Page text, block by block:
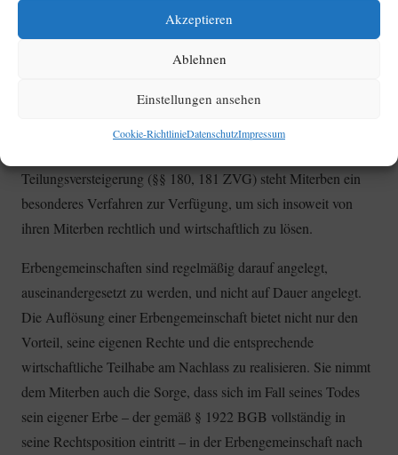
Akzeptieren
Ablehnen
Einstellungen ansehen
Cookie-RichtlinieDatenschutzImpressum
1963, 733; OLG Hamm, BeckRS 2010, 19846).
Immobilien stellen eine besondere Fallgruppe im Rahmen der
2042 Abs. 2 BGB sieht vor, dass bei Grundstücken im Streitfall
eine Aufhebung der Gemeinschaft durch Zwangsversteigerung
Teilungsversteigerung (§§ 180, 181 ZVG) steht Miterben ein
besonderes Verfahren zur Verfügung, um sich insoweit von
ihren Miterben rechtlich und wirtschaftlich zu lösen.
Erbengemeinschaften sind regelmäßig darauf angelegt,
auseinandergesetzt zu werden, und nicht auf Dauer angelegt.
Die Auflösung einer Erbengemeinschaft bietet nicht nur den
Vorteil, seine eigenen Rechte und die entsprechende
wirtschaftliche Teilhabe am Nachlass zu realisieren. Sie nimmt
dem Miterben auch die Sorge, dass sich im Fall seines Todes
sein eigener Erbe – der gemäß § 1922 BGB vollständig in
seine Rechtsposition eintritt – in der Erbengemeinschaft nach